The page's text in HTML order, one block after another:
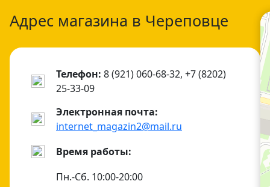
Адрес магазина в Череповце
Телефон: 8 (921) 060-68-32, +7 (8202)
25-33-09
Электронная почта:
internet_magazin2@mail.ru
Время работы:
Пн.-Сб. 10:00-20:00